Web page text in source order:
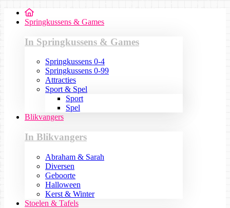
Springkussens & Games
In Springkussens & Games
Springkussens 0-4
Springkussens 0-99
Attracties
Sport & Spel
Sport
Spel
Blikvangers
In Blikvangers
Abraham & Sarah
Diversen
Geboorte
Halloween
Kerst & Winter
Stoelen & Tafels